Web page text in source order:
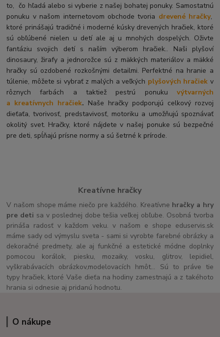
to, čo hľadá alebo si vyberie z našej bohatej ponuky. Samostatnú
ponuku v našom internetovom obchode tvoria drevené hračky,
ktoré prinášajú tradičné i moderné kúsky drevených hračiek, ktoré
sú obľúbené nielen u detí ale aj u mnohých dospelých. Oživte
fantáziu svojich detí s naším výberom hračiek.. Naši plyšoví
dinosaury, žirafy a jednorožce sú z mäkkých materiálov a mäkké
hračky sú ozdobené rozkošnými detailmi. Perfektné na hranie a
túlenie, môžete si vybrať z malých a veľkých plyšových hračiek v
rôznych farbách a taktiež pestrú ponuku výtvarných
a kreatívnych hračiek. Naše hračky podporujú celkový rozvoj
dieťaťa, tvorivosť, predstavivosť, motoriku a umožňujú spoznávať
okolitý svet. Hračky, ktoré nájdete v našej ponuke sú bezpečné
pre deti, spĺňajú prísne normy a sú šetrné k prírode.
Kreatívne hračky
V našom shope máme niečo pre každého. Kreatívne hračky a hry
pre deti sa v poslednej dobe tešia veľkej obľube. Osobná tvorba
prináša radosť v každom veku. v našom e shope eduservis.sk
máme sady od výmyslu sveta - sami si vyrobte farebné obrázky a
dekoračné predmety, ale aj funkčné a estetické módne doplnky
pomocou korálok, piesku, mozaiky, vosku, glitrov, lepidiel,
vyškrabávacích obrázkov,modelovacích hmôt... Sú to práve tie
typy hračiek, ktoré Vaše dieťa na hodiny zamestnajú a z takéhoto
hrania si odnesie aj pridanú hodnotu.
O nákupe